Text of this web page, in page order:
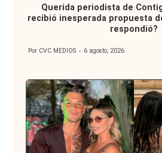
Querida periodista de
recibió inesperada propuesta
respondió?
Publicado
Por CVC MEDIOS 6 agosto, 2026